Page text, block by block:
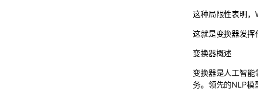
这种局限性表明，
这就是变换器发挥
变换器概述
变换器是人工智
务。领先的NLP模